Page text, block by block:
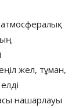
жел, тұман,
нашарлауы